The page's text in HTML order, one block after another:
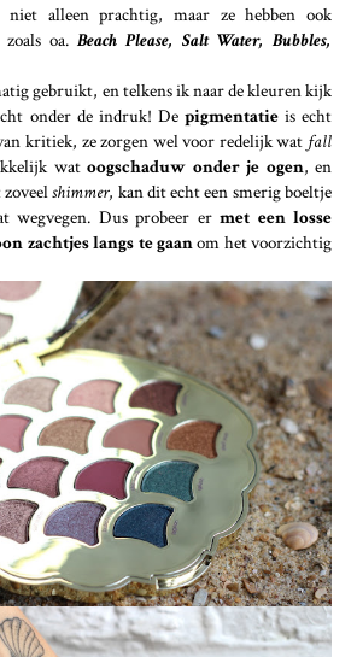
niet alleen prachtig, maar ze hebben ook
zoals oa. Beach Please, Salt Water, Bubbles,
gebruikt, en telkens ik naar de kleuren kijk
onder de indruk! De pigmentatie is echt
kritiek, ze zorgen wel voor redelijk wat fall
wat oogschaduw onder je ogen, en
zoveelshimmer, kan dit echt een smerig boeltje
wegvegen. Dus probeer ermet een losse
zachtjes langs te gaanom het voorzichtig